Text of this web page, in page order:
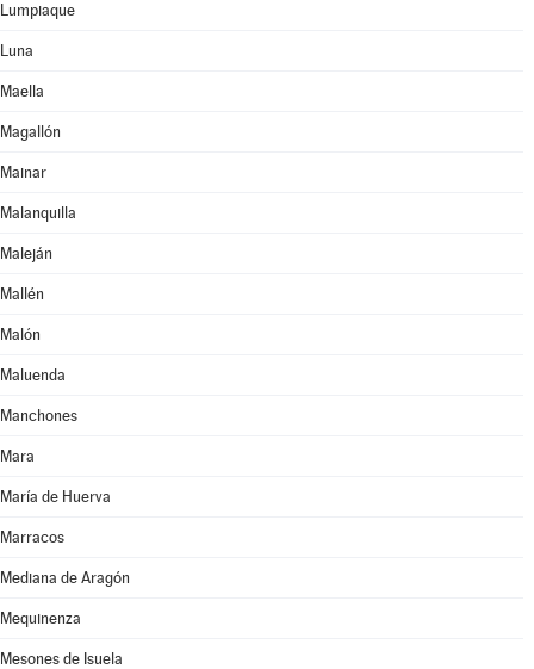
Lumpiaque
Luna
Maella
Magallón
Mainar
Malanquilla
Maleján
Mallén
Malón
Maluenda
Manchones
Mara
María de Huerva
Marracos
Mediana de Aragón
Mequinenza
Mesones de Isuela